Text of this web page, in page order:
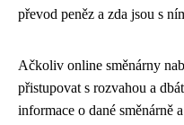
převod peněz a zda jsou s
Ačkoliv online směnárny
přistupovat s rozvahou a
informace o dané směnárně